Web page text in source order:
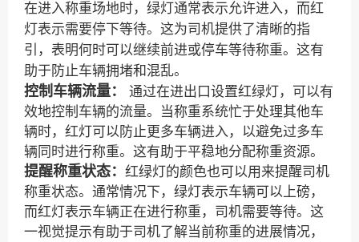
在进入称重场地时，绿灯通常表示允许进入，而红
灯表示需要停下等待。这为司机提供了清晰的指
引，表明何时可以继续前进或停车等待称重。这有
助于防止车辆拥堵和混乱。
控制车辆流量：
通过在进出口设置红绿灯，可以有
效地控制车辆的流量。当称重系统忙于处理其他车
辆时，红灯可以防止更多车辆进入，以避免过多车
辆同时进行称重。这有助于平稳地分配称重资源。
提醒称重状态： 红绿灯的颜色也可以用来提醒司机
称重状态。通常情况下，绿灯表示车辆可以上磅，
而红灯表示车辆正在进行称重，司机需要等待。这
一视觉提示有助于司机了解当前称重的进展情况，